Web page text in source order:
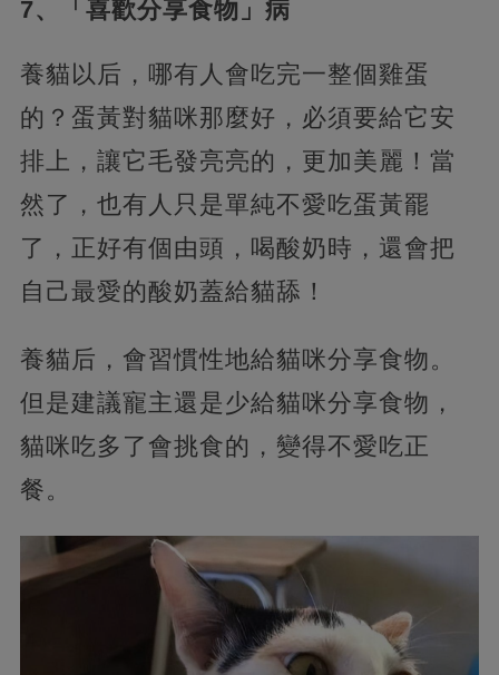
7、「喜歡分享食物」病
養貓以后，哪有人會吃完一整個雞蛋
的？蛋黃對貓咪那麼好，必須要給它安
排上，讓它毛發亮亮的，更加美麗！當
然了，也有人只是單純不愛吃蛋黃罷
了，正好有個由頭，喝酸奶時，還會把
自己最愛的酸奶蓋給貓舔！
養貓后，會習慣性地給貓咪分享食物。
但是建議寵主還是少給貓咪分享食物，
貓咪吃多了會挑食的，變得不愛吃正
餐。